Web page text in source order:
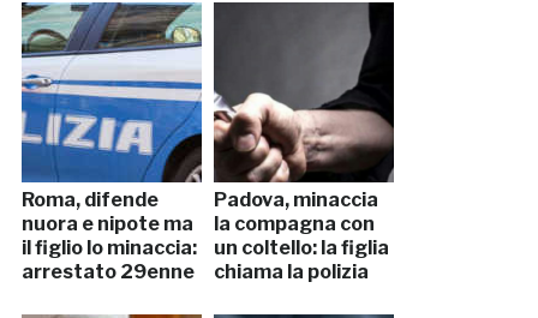
Roma, difende
nuora e nipote ma
il figlio lo minaccia:
arrestato 29enne
Padova, minaccia
la compagna con
un coltello: la figlia
chiama la polizia